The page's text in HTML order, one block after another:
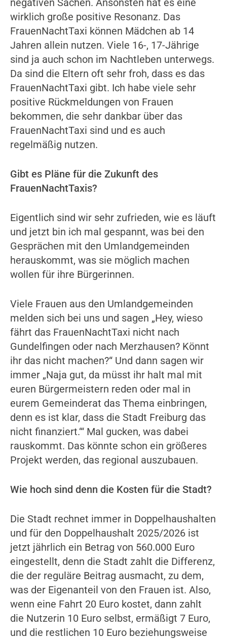
negativen Sachen. Ansonsten hat es eine
wirklich große positive Resonanz. Das
FrauenNachtTaxi können Mädchen ab 14
Jahren allein nutzen. Viele 16-, 17-Jährige
sind ja auch schon im Nachtleben unterwegs.
Da sind die Eltern oft sehr froh, dass es das
FrauenNachtTaxi gibt. Ich habe viele sehr
positive Rückmeldungen von Frauen
bekommen, die sehr dankbar über das
FrauenNachtTaxi sind und es auch
regelmäßig nutzen.
Gibt es Pläne für die Zukunft des
FrauenNachtTaxis?
Eigentlich sind wir sehr zufrieden, wie es läuft
und jetzt bin ich mal gespannt, was bei den
Gesprächen mit den Umlandgemeinden
herauskommt, was sie möglich machen
wollen für ihre Bürgerinnen.
Viele Frauen aus den Umlandgemeinden
melden sich bei uns und sagen „Hey, wieso
fährt das FrauenNachtTaxi nicht nach
Gundelfingen oder nach Merzhausen? Könnt
ihr das nicht machen?“ Und dann sagen wir
immer „Naja gut, da müsst ihr halt mal mit
euren Bürgermeistern reden oder mal in
eurem Gemeinderat das Thema einbringen,
denn es ist klar, dass die Stadt Freiburg das
nicht finanziert.‘“ Mal gucken, was dabei
rauskommt. Das könnte schon ein größeres
Projekt werden, das regional auszubauen.
Wie hoch sind denn die Kosten für die Stadt?
Die Stadt rechnet immer in Doppelhaushalten
und für den Doppelhaushalt 2025/2026 ist
jetzt jährlich ein Betrag von 560.000 Euro
eingestellt, denn die Stadt zahlt die Differenz,
die der reguläre Beitrag ausmacht, zu dem,
was der Eigenanteil von den Frauen ist. Also,
wenn eine Fahrt 20 Euro kostet, dann zahlt
die Nutzerin 10 Euro selbst, ermäßigt 7 Euro,
und die restlichen 10 Euro beziehungsweise